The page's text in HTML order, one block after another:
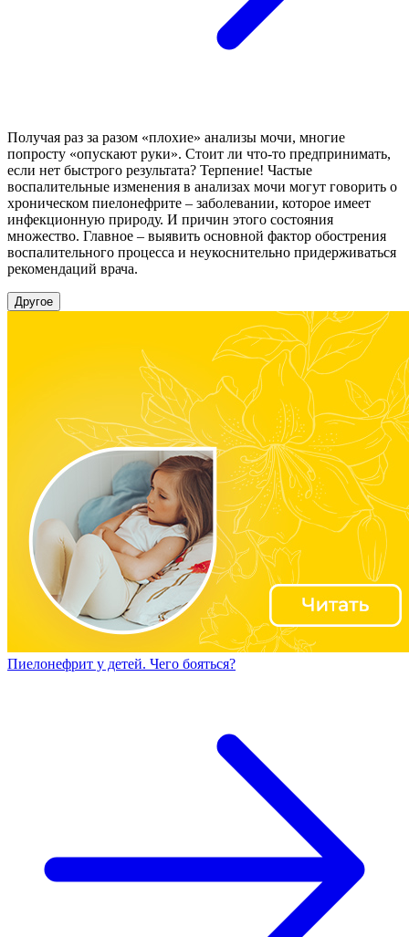
Получая раз за разом «плохие» анализы мочи, многие
попросту «опускают руки». Стоит ли что-то предпринимать,
если нет быстрого результата? Терпение! Частые
воспалительные изменения в анализах мочи могут говорить о
хроническом пиелонефрите – заболевании, которое имеет
инфекционную природу. И причин этого состояния
множество. Главное – выявить основной фактор обострения
воспалительного процесса и неукоснительно придерживаться
рекомендаций врача.
Другое
Пиелонефрит у детей. Чего бояться?